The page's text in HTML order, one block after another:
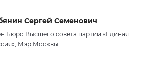
Сергей Семенович
Бюро Высшего совета партии «Единая
Мэр Москвы